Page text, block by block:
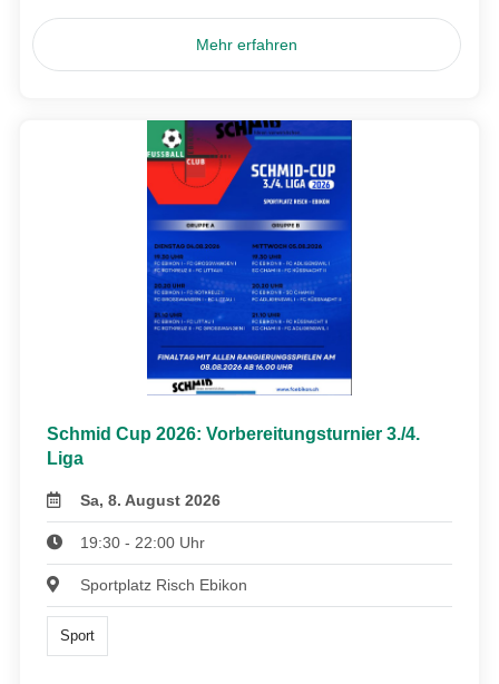
Mehr erfahren
Schmid Cup 2026: Vorbereitungsturnier 3./4.
Liga
Sa, 8. August 2026
19:30 - 22:00 Uhr
Sportplatz Risch Ebikon
Sport